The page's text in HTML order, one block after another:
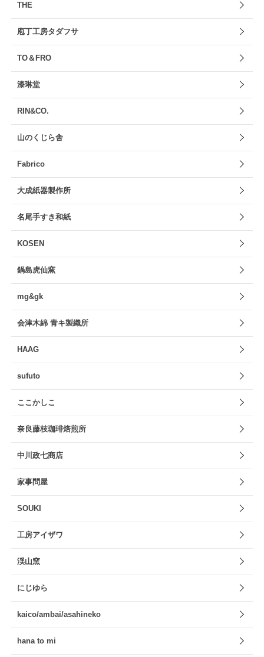
THE
庖丁工房タダフサ
TO＆FRO
漆琳堂
RIN&CO.
山のくじら舎
Fabrico
大成紙器製作所
名尾手すき和紙
KOSEN
鍋島虎仙窯
mg&gk
会津木綿 青キ製織所
HAAG
sufuto
ここかしこ
奈良藤枝珈琲焙煎所
中川政七商店
家事問屋
SOUKI
工房アイザワ
渓山窯
にじゆら
kaico/ambai/asahineko
hana to mi